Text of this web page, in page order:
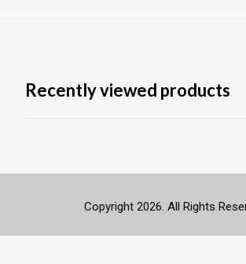
Recently viewed products
Copyright 2026. All Rights